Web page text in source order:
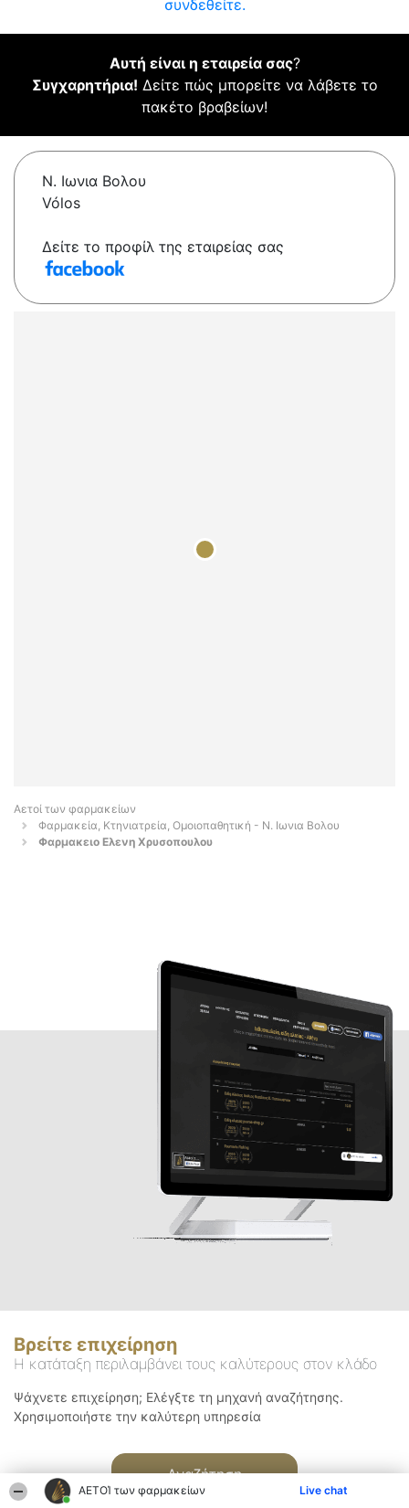
ΑΕΤΟΊ των φαρμακείων Live chat
συνδεθείτε.
Αυτή είναι η εταιρεία σας?
Συγχαρητήρια! Δείτε πώς μπορείτε να λάβετε το
πακέτο βραβείων!
Ν. Ιωνια Βολου
Vólos
Δείτε το προφίλ της εταιρείας σας
Αετοί των φαρμακείων
Φαρμακεία, Κτηνιατρεία, Ομοιοπαθητική - Ν. Ιωνια Βολου
Φαρμακειο Ελενη Χρυσοπουλου
Βρείτε επιχείρηση
Η κατάταξη περιλαμβάνει τους καλύτερους στον κλάδο
Ψάχνετε επιχείρηση; Ελέγξτε τη μηχανή αναζήτησης.
Χρησιμοποιήστε την καλύτερη υπηρεσία
Αναζήτηση